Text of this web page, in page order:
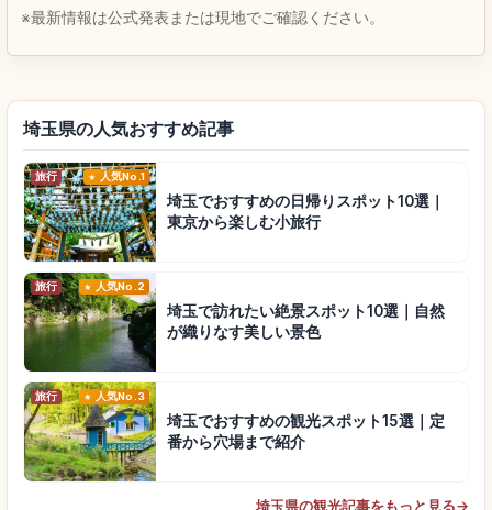
※最新情報は公式発表または現地でご確認ください。
埼玉県の人気おすすめ記事
旅行 人気No.1
埼玉でおすすめの日帰りスポット10選｜
東京から楽しむ小旅行
旅行 人気No.2
埼玉で訪れたい絶景スポット10選｜自然
が織りなす美しい景色
旅行 人気No.3
埼玉でおすすめの観光スポット15選｜定
番から穴場まで紹介
埼玉県の観光記事をもっと見る→